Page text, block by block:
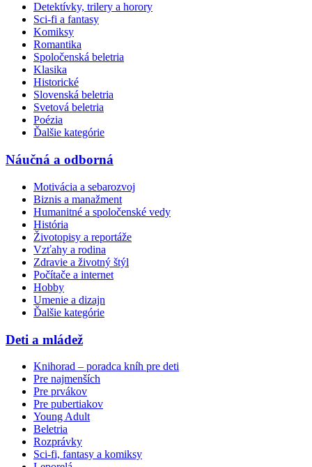
Detektívky, trilery a horory
Sci-fi a fantasy
Komiksy
Romantika
Spoločenská beletria
Klasika
Historické
Slovenská beletria
Svetová beletria
Poézia
Ďalšie kategórie
Náučná a odborná
Motivácia a sebarozvoj
Biznis a manažment
Humanitné a spoločenské vedy
História
Životopisy a reportáže
Vzťahy a rodina
Zdravie a životný štýl
Počítače a internet
Hobby
Umenie a dizajn
Ďalšie kategórie
Deti a mládež
Knihorad – poradca kníh pre deti
Pre najmenších
Pre prvákov
Pre pubertiakov
Young Adult
Beletria
Rozprávky
Sci-fi, fantasy a komiksy